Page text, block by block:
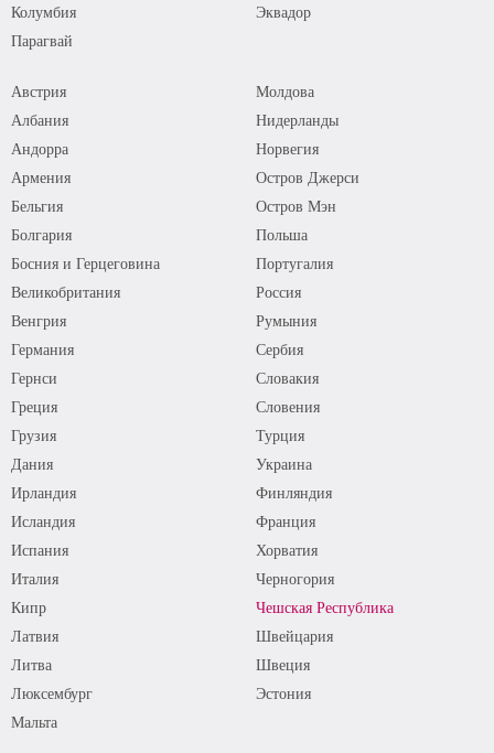
Колумбия
Парагвай
Эквадор
Австрия
Албания
Андорра
Армения
Бельгия
Болгария
Босния и Герцеговина
Великобритания
Венгрия
Германия
Гернси
Греция
Грузия
Дания
Ирландия
Исландия
Испания
Италия
Кипр
Латвия
Литва
Люксембург
Мальта
Молдова
Нидерланды
Норвегия
Остров Джерси
Остров Мэн
Польша
Португалия
Россия
Румыния
Сербия
Словакия
Словения
Турция
Украина
Финляндия
Франция
Хорватия
Черногория
Чешская Республика
Швейцария
Швеция
Эстония